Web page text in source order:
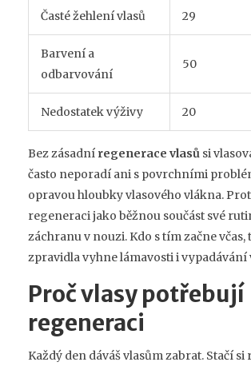
Časté žehlení vlasů 29
Barvení a
odbarvování
50
Nedostatek výživy 20
Bez zásadní regenerace vlasů si
často neporadí ani s povrchními
opravou hloubky vlasového vlákna.
regeneraci jako běžnou součást své
záchranu v nouzi. Kdo s tím začne včas,
zpravidla vyhne lámavosti i vypadávání
Proč vlasy potřebují
regeneraci
Každý den dáváš vlasům zabrat. Stačí